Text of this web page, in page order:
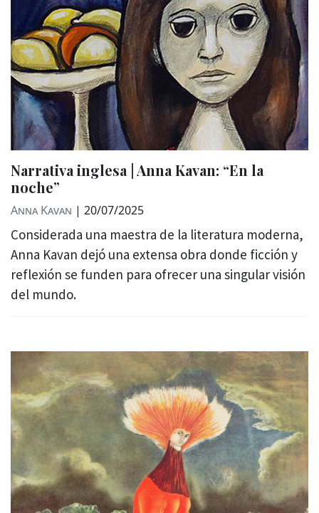
Narrativa inglesa | Anna Kavan: “En la
noche”
Anna Kavan | 20/07/2025
Considerada una maestra de la literatura moderna,
Anna Kavan dejó una extensa obra donde ficción y
reflexión se funden para ofrecer una singular visión
del mundo.